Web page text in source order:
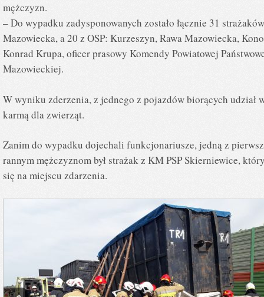
mężczyzn.
– Do wypadku zadysponowanych zostało łącznie 31
Mazowiecka, a 20 z OSP: Kurzeszyn, Rawa Mazowiecka,
Konrad Krupa, oficer prasowy Komendy Powiatowej
Mazowieckiej.
W wyniku zderzenia, z jednego z pojazdów biorących udział
karmą dla zwierząt.
Zanim do wypadku dojechali funkcjonariusze, jedną z
rannym mężczyznom był strażak z KM PSP Skierniewice,
się na miejscu zdarzenia.